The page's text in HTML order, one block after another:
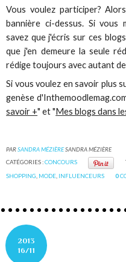
Vous voulez participer?
bannière ci-dessus. Si vous
savez que j'écris sur ces
que j'en demeure la seule
rédige toujours avec autant
Si vous voulez en savoir plus
genèse
savoir +" et "Mes blogs dans
PARSANDRA MÉZIÈRESANDRA MÉZIÈRE
CATÉGORIES :CONCOURS
SHOPPING MODE INFLUENCEURS 0
2013
16/11